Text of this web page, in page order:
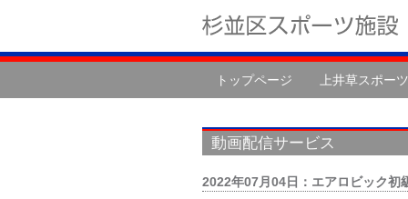
トップページ 上井草スポー
動画配信サービス
2022年07月04日：エアロビック初